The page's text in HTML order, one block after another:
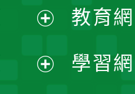
選
單
開
選
開
教育
學習